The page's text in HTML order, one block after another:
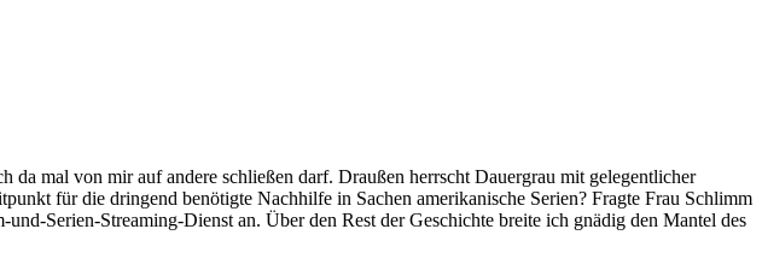
mal von mir auf andere schließen darf. Draußen herrscht Dauergrau mit gelegentlicher
für die dringend benötigte Nachhilfe in Sachen amerikanische Serien? Fragte Frau Schlimm
Serien-Streaming-Dienst an. Über den Rest der Geschichte breite ich gnädig den Mantel des